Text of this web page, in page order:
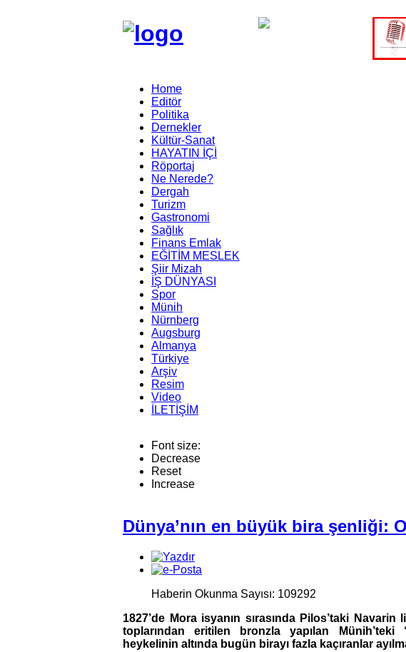
Home
Editör
Politika
Dernekler
Kültür-Sanat
HAYATIN İÇİ
Röportaj
Ne Nerede?
Dergah
Turizm
Gastronomi
Sağlık
Finans Emlak
EĞİTİM MESLEK
Şiir Mizah
İŞ DÜNYASI
Spor
Münih
Nürnberg
Augsburg
Almanya
Türkiye
Arşiv
Resim
Video
İLETİŞİM
Font size:
Decrease
Reset
Increase
Dünya’nın en büyük bira şenliği:
Haberin Okunma Sayısı: 109292
1827’de Mora isyanın sırasında Pilos’taki Navarin
toplarından eritilen bronzla yapılan Münih’teki
heykelinin altında bugün birayı fazla kaçıranlar